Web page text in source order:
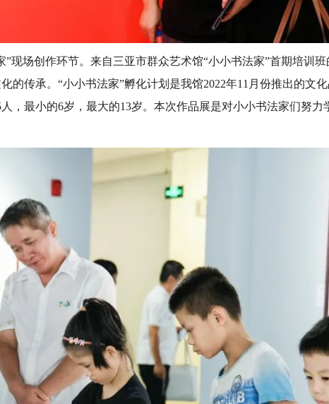
现场创作环节。来自三亚市群众艺术馆“小小书法家”首期培训班
的传承。“小小书法家”孵化计划是我馆2022年11月份推出的文
，最小的6岁，最大的13岁。本次作品展是对小小书法家们努力